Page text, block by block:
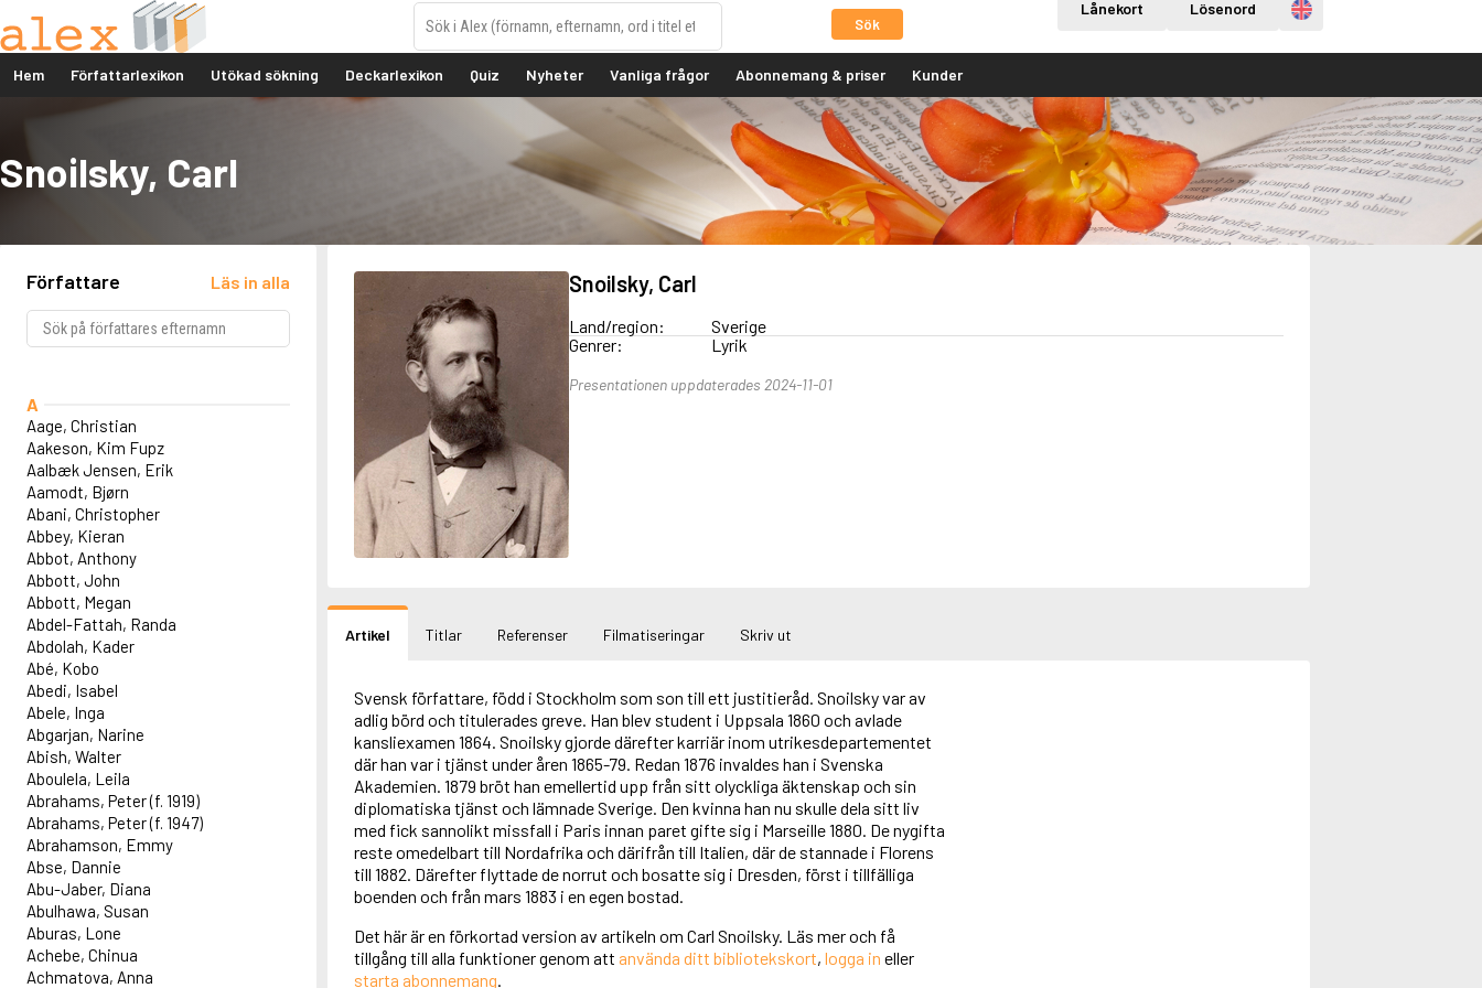
Sök
Lånekort Lösenord Engelska
Hem Författarlexikon Utökad sökning Deckarlexikon Quiz Nyheter Vanliga frågor Abonnemang & priser Kunder
Snoilsky, Carl
Författare Läs in alla
A
Aage, Christian
Aakeson, Kim Fupz
Aalbæk Jensen, Erik
Aamodt, Bjørn
Abani, Christopher
Abbey, Kieran
Abbot, Anthony
Abbott, John
Abbott, Megan
Abdel-Fattah, Randa
Abdolah, Kader
Abé, Kobo
Abedi, Isabel
Abele, Inga
Abgarjan, Narine
Abish, Walter
Aboulela, Leila
Abrahams, Peter (f. 1919)
Abrahams, Peter (f. 1947)
Abrahamson, Emmy
Abse, Dannie
Abu-Jaber, Diana
Abulhawa, Susan
Aburas, Lone
Achebe, Chinua
Achmatova, Anna
Snoilsky, Carl
Land/region:
Sverige
Genrer:
Lyrik
Presentationen uppdaterades 2024-11-01
Artikel Titlar Referenser Filmatiseringar Skriv ut
Svensk författare, född i Stockholm som son till ett justitieråd. Snoilsky var av
adlig börd och titulerades greve. Han blev student i Uppsala 1860 och avlade
kansliexamen 1864. Snoilsky gjorde därefter karriär inom utrikesdepartementet
där han var i tjänst under åren 1865-79. Redan 1876 invaldes han i Svenska
Akademien. 1879 bröt han emellertid upp från sitt olyckliga äktenskap och sin
diplomatiska tjänst och lämnade Sverige. Den kvinna han nu skulle dela sitt liv
med fick sannolikt missfall i Paris innan paret gifte sig i Marseille 1880. De nygifta
reste omedelbart till Nordafrika och därifrån till Italien, där de stannade i Florens
till 1882. Därefter flyttade de norrut och bosatte sig i Dresden, först i tillfälliga
boenden och från mars 1883 i en egen bostad.
Det här är en förkortad version av artikeln om Carl Snoilsky. Läs mer och få
tillgång till alla funktioner genom att använda ditt bibliotekskort, logga in eller
starta abonnemang.